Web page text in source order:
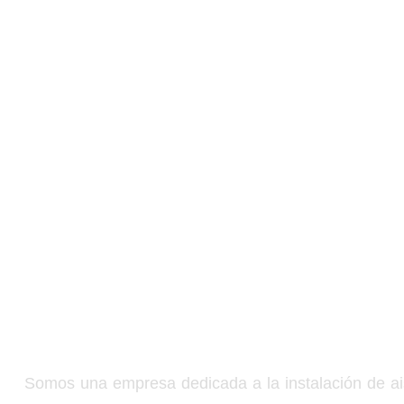
Somos una empresa dedicada a la instalación de